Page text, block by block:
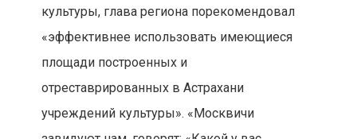
культуры, глава региона порекомендовал
«эффективнее использовать имеющиеся
площади построенных и
отреставрированных в Астрахани
учреждений культуры». «Москвичи